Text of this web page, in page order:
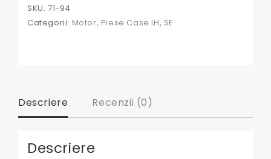
Cormick
SKU: 71-94
Categorii: Motor, Piese Case IH, SE
Descriere Recenzii (0)
Descriere